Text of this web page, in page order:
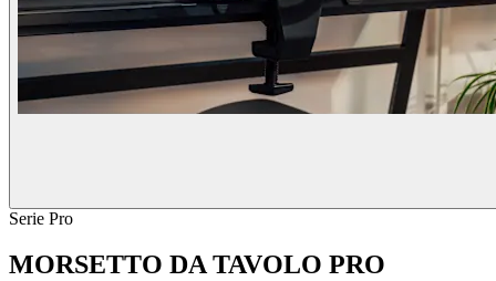
Serie Pro
MORSETTO DA TAVOLO PRO